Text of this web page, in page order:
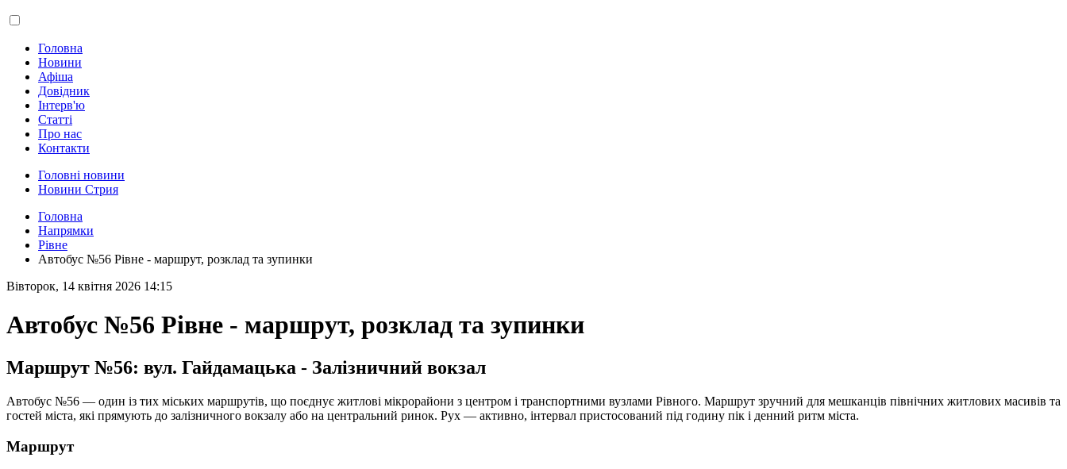
Головна
Новини
Афіша
Довідник
Інтерв'ю
Статті
Про нас
Контакти
Головні новини
Новини Стрия
Головна
Напрямки
Рівне
Автобус №56 Рівне - маршрут, розклад та зупинки
Вівторок, 14 квітня 2026 14:15
Автобус №56 Рівне - маршрут, розклад та зупинки
Маршрут №56: вул. Гайдамацька - Залізничний вокзал
Автобус №56 — один із тих міських маршрутів, що поєднує житлові мікрорайони з центром і транспортними вузлами Рівного. Маршрут зручний для мешканців північних житлових масивів та
гостей міста, які прямують до залізничного вокзалу або на центральний ринок. Рух — активно, інтервал пристосований під годину пік і денний ритм міста.
Маршрут